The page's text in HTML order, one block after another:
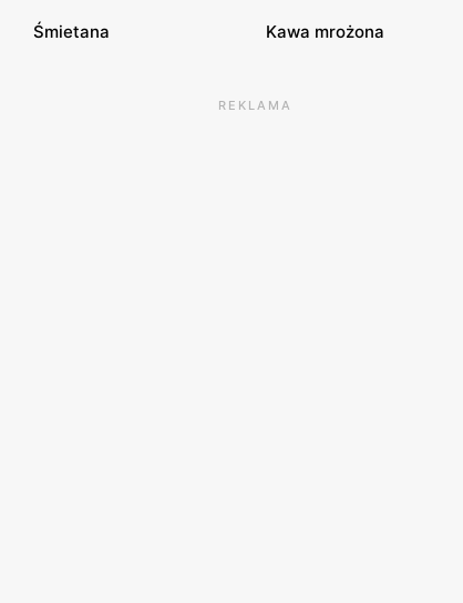
Śmietana Kawa mrożona
REKLAMA